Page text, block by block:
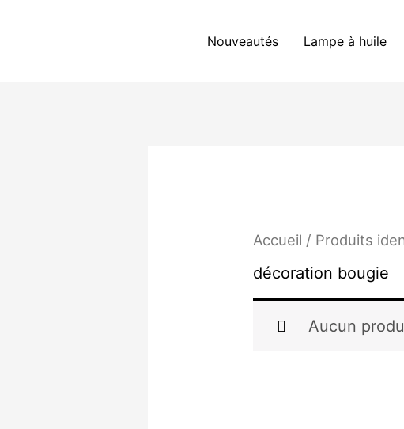
Nouveautés Lampe à huile
Accueil / Produits
décoration bougie
Aucun